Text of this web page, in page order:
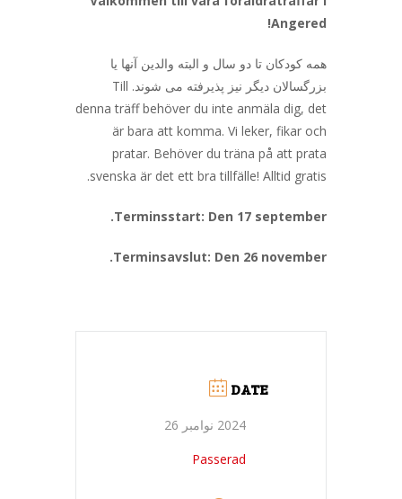
Angered!
همه کودکان تا دو سال و البته والدین آنها یا
بزرگسالان دیگر نیز پذیرفته می شوند. Till
denna träff behöver du inte anmäla dig, det
är bara att komma. Vi leker, fikar och
pratar. Behöver du träna på att prata
svenska är det ett bra tillfälle! Alltid gratis.
Terminsstart: Den 17 september.
Terminsavslut: Den 26 november.
DATE
2024 نوامبر 26
Passerad